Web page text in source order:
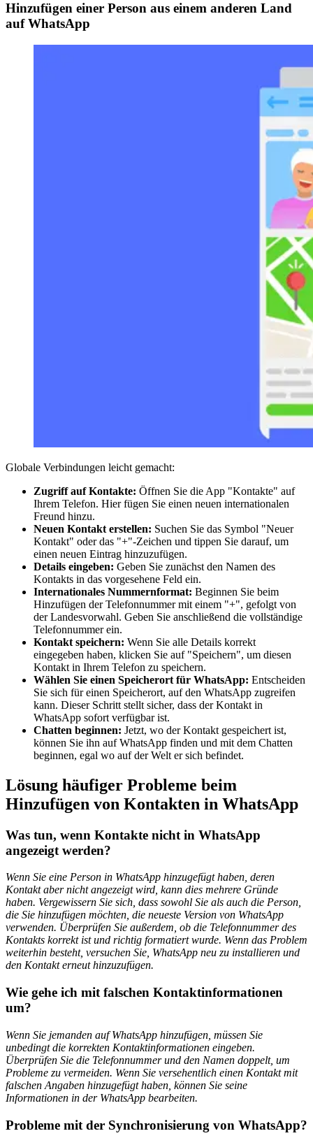
Hinzufügen einer Person aus einem anderen Land
auf WhatsApp
Globale Verbindungen leicht gemacht:
Zugriff auf Kontakte: Öffnen Sie die App "Kontakte" auf
Ihrem Telefon. Hier fügen Sie einen neuen internationalen
Freund hinzu.
Neuen Kontakt erstellen: Suchen Sie das Symbol "Neuer
Kontakt" oder das "+"-Zeichen und tippen Sie darauf, um
einen neuen Eintrag hinzuzufügen.
Details eingeben: Geben Sie zunächst den Namen des
Kontakts in das vorgesehene Feld ein.
Internationales Nummernformat: Beginnen Sie beim
Hinzufügen der Telefonnummer mit einem "+", gefolgt von
der Landesvorwahl. Geben Sie anschließend die vollständige
Telefonnummer ein.
Kontakt speichern: Wenn Sie alle Details korrekt
eingegeben haben, klicken Sie auf "Speichern", um diesen
Kontakt in Ihrem Telefon zu speichern.
Wählen Sie einen Speicherort für WhatsApp: Entscheiden
Sie sich für einen Speicherort, auf den WhatsApp zugreifen
kann. Dieser Schritt stellt sicher, dass der Kontakt in
WhatsApp sofort verfügbar ist.
Chatten beginnen: Jetzt, wo der Kontakt gespeichert ist,
können Sie ihn auf WhatsApp finden und mit dem Chatten
beginnen, egal wo auf der Welt er sich befindet.
Lösung häufiger Probleme beim
Hinzufügen von Kontakten in WhatsApp
Was tun, wenn Kontakte nicht in WhatsApp
angezeigt werden?
Wenn Sie eine Person in WhatsApp hinzugefügt haben, deren
Kontakt aber nicht angezeigt wird, kann dies mehrere Gründe
haben. Vergewissern Sie sich, dass sowohl Sie als auch die Person,
die Sie hinzufügen möchten, die neueste Version von WhatsApp
verwenden. Überprüfen Sie außerdem, ob die Telefonnummer des
Kontakts korrekt ist und richtig formatiert wurde. Wenn das Problem
weiterhin besteht, versuchen Sie, WhatsApp neu zu installieren und
den Kontakt erneut hinzuzufügen.
Wie gehe ich mit falschen Kontaktinformationen
um?
Wenn Sie jemanden auf WhatsApp hinzufügen, müssen Sie
unbedingt die korrekten Kontaktinformationen eingeben.
Überprüfen Sie die Telefonnummer und den Namen doppelt, um
Probleme zu vermeiden. Wenn Sie versehentlich einen Kontakt mit
falschen Angaben hinzugefügt haben, können Sie seine
Informationen in der WhatsApp bearbeiten.
Probleme mit der Synchronisierung von WhatsApp?